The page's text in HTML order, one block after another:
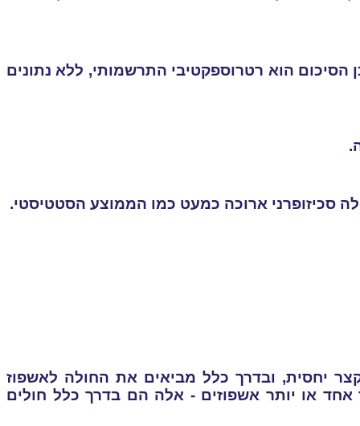
הוא רטרוספקטיבי התרשמותי, ללא נתונים
סכיזופרני ארוכה כמעט כמו הממוצע הסטטיסטי.
יחסית, ובדרך כלל מביאים את החולה לאשפוז
אחד או יותר אשפוזים - אלה הם בדרך כלל חולים